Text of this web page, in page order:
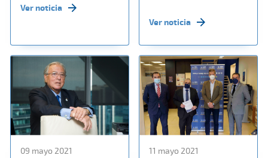
Ver noticia
Ver noticia
09 mayo 2021 11 mayo 2021